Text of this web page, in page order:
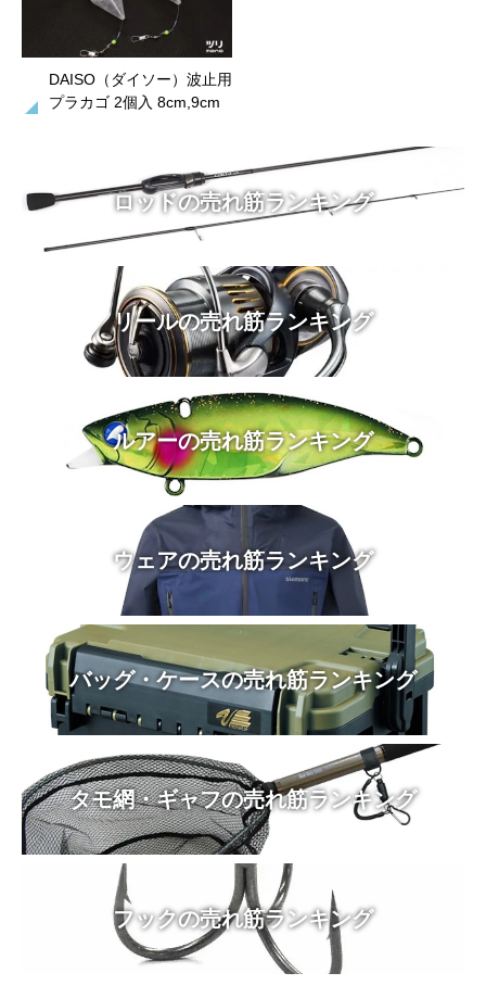
DAISO（ダイソー）波止用
プラカゴ 2個入 8cm,9cm
ロッドの売れ筋ランキング
リールの売れ筋ランキング
ルアーの売れ筋ランキング
ウェアの売れ筋ランキング
バッグ・ケースの売れ筋ランキング
タモ網・ギャフの売れ筋ランキング
フックの売れ筋ランキング